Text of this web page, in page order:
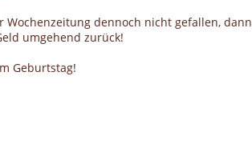
dennoch nicht gefallen, dann
umgehend zurück!
Geburtstag!